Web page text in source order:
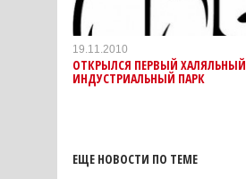
19.11.2010
ОТКРЫЛСЯ ПЕРВЫЙ ХАЛЯЛЬНЫЙ
ИНДУСТРИАЛЬНЫЙ ПАРК
ЕЩЕ НОВОСТИ ПО ТЕМЕ